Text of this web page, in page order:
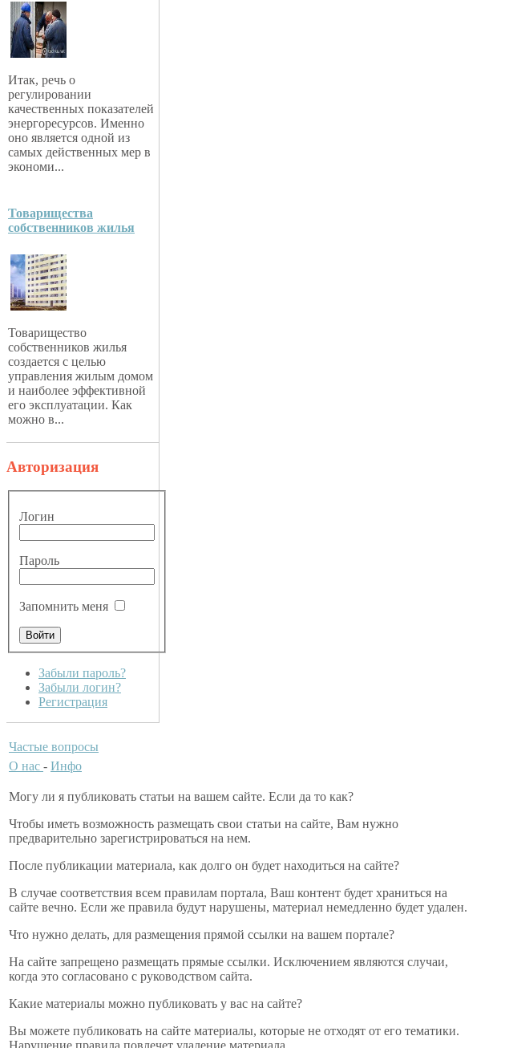
Итак, речь о
регулировании
качественных показателей
энергоресурсов. Именно
оно является одной из
самых действенных мер в
экономи...
Товарищества
собственников жилья
Товарищество
собственников жилья
создается с целью
управления жилым домом
и наиболее эффективной
его эксплуатации. Как
можно в...
Авторизация
Логин
Пароль
Запомнить меня
Забыли пароль?
Забыли логин?
Регистрация
Частые вопросы
О нас - Инфо
Могу ли я публиковать статьи на вашем сайте. Если да то как?
Чтобы иметь возможность размещать свои статьи на сайте, Вам нужно
предварительно зарегистрироваться на нем.
После публикации материала, как долго он будет находиться на сайте?
В случае соответствия всем правилам портала, Ваш контент будет храниться на
сайте вечно. Если же правила будут нарушены, материал немедленно будет удален.
Что нужно делать, для размещения прямой ссылки на вашем портале?
На сайте запрещено размещать прямые ссылки. Исключением являются случаи,
когда это согласовано с руководством сайта.
Какие материалы можно публиковать у вас на сайте?
Вы можете публиковать на сайте материалы, которые не отходят от его тематики.
Нарушение правила повлечет удаление материала.